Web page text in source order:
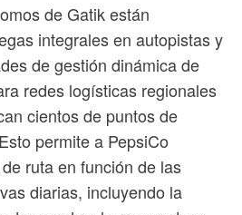
de Gatik están
integrales en autopistas y
de gestión dinámica de
redes logísticas regionales
cientos de puntos de
permite a PepsiCo
ruta en función de las
diarias, incluyendo la